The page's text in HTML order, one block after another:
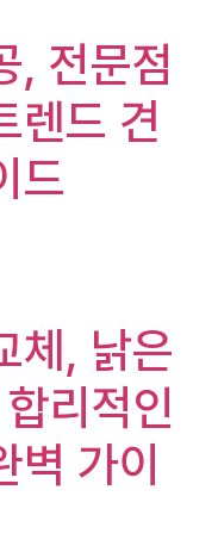
, 전문점
렌드 견
드
체, 낡은
리적인
가이